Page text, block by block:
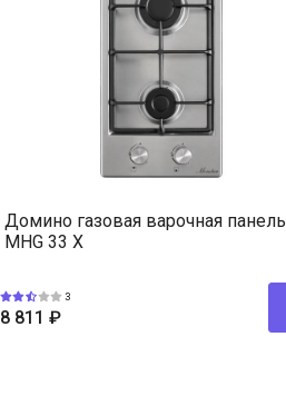
Домино газовая варочная панель
MHG 33 X
3
8 811 ₽